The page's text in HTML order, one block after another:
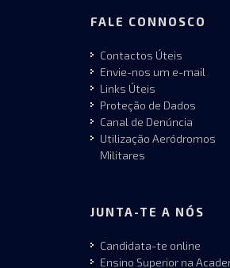
FALE CONNOSCO
Contactos Úteis
Envie-nos um e-mail
Links Úteis
Proteção de Dados
Canal de Denúncia
Utilização Aeródromos
Militares
JUNTA-TE A NÓS
Candidata-te online
Ensino Superior na